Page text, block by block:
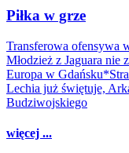
Piłka w grze
Transferowa ofensywa
Młodzież z Jaguara nie
Europa w
Lechia już świętuje,
Budziwojskiego
więcej ...